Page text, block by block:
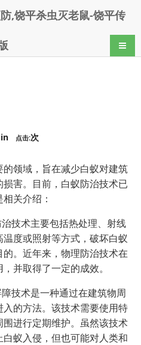
,饶平杀虫灭老鼠-饶平传
导航
点击:次
领域，旨在减少白蚁对建筑
害。目前，白蚁防治技术已
关介绍：
技术主要包括热处理、射线
度或照射等方式，破坏白蚁
。近年来，物理防治技术在
并取得了一定的成效。
术是一种通过在建筑物周
的方法。该技术需要使用特
进行定期维护。虽然该技术
蚁入侵，但也可能对人类和